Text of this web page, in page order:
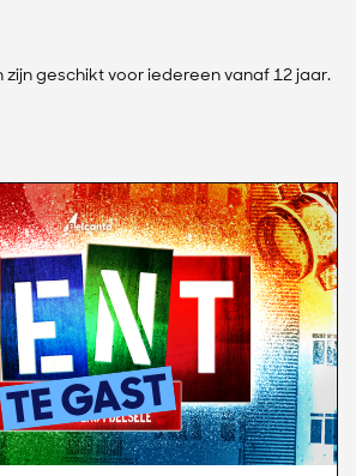
zijn geschikt voor iedereen vanaf 12 jaar.